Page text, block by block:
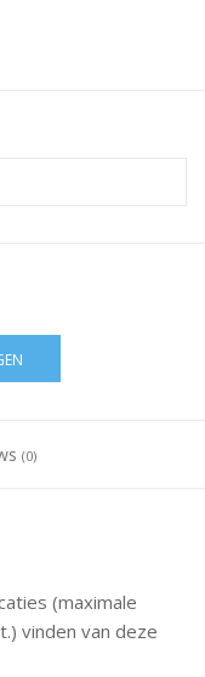
(0)
(maximale
vinden van deze